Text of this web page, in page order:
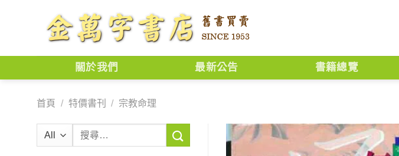
關於我們 最新公告 書籍總覽
首頁 / 特價書刊 / 宗教命理